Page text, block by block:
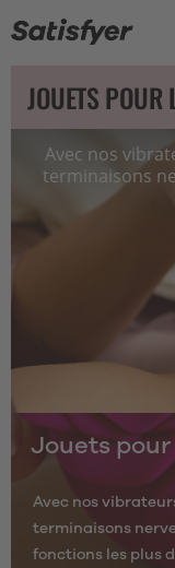
JOUETS
Avec nos
terminaisons
Jouets
Avec nos
terminaisons
fonctions les plus